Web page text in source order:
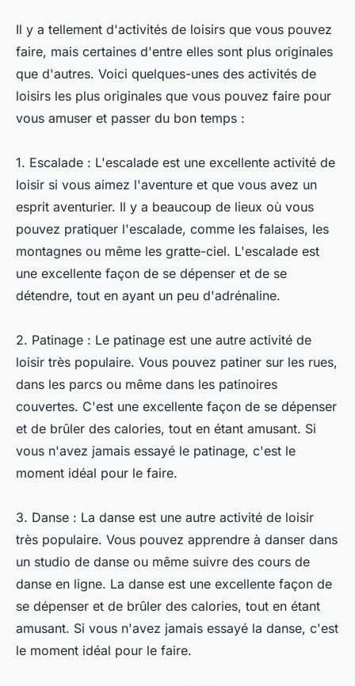
Il y a tellement d'activités de loisirs que vous pouvez
faire, mais certaines d'entre elles sont plus originales
que d'autres. Voici quelques-unes des activités de
loisirs les plus originales que vous pouvez faire pour
vous amuser et passer du bon temps :
1. Escalade : L'escalade est une excellente activité de
loisir si vous aimez l'aventure et que vous avez un
esprit aventurier. Il y a beaucoup de lieux où vous
pouvez pratiquer l'escalade, comme les falaises, les
montagnes ou même les gratte-ciel. L'escalade est
une excellente façon de se dépenser et de se
détendre, tout en ayant un peu d'adrénaline.
2. Patinage : Le patinage est une autre activité de
loisir très populaire. Vous pouvez patiner sur les rues,
dans les parcs ou même dans les patinoires
couvertes. C'est une excellente façon de se dépenser
et de brûler des calories, tout en étant amusant. Si
vous n'avez jamais essayé le patinage, c'est le
moment idéal pour le faire.
3. Danse : La danse est une autre activité de loisir
très populaire. Vous pouvez apprendre à danser dans
un studio de danse ou même suivre des cours de
danse en ligne. La danse est une excellente façon de
se dépenser et de brûler des calories, tout en étant
amusant. Si vous n'avez jamais essayé la danse, c'est
le moment idéal pour le faire.